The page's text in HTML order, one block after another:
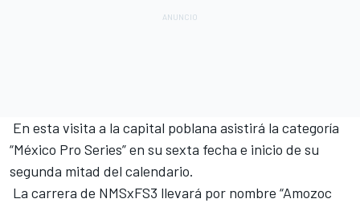
En esta visita a la capital poblana asistirá la categoría
“México Pro Series” en su sexta fecha e inicio de su
segunda mitad del calendario.
La carrera de NMSxFS3 llevará por nombre “Amozoc